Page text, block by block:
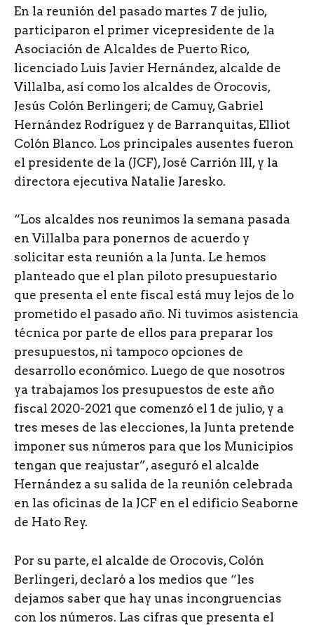
En la reunión del pasado martes 7 de julio,
participaron el primer vicepresidente de la
Asociación de Alcaldes de Puerto Rico,
licenciado Luis Javier Hernández, alcalde de
Villalba, así como los alcaldes de Orocovis,
Jesús Colón Berlingeri; de Camuy, Gabriel
Hernández Rodríguez y de Barranquitas, Elliot
Colón Blanco. Los principales ausentes fueron
el presidente de la (JCF), José Carrión III, y la
directora ejecutiva Natalie Jaresko.
“Los alcaldes nos reunimos la semana pasada
en Villalba para ponernos de acuerdo y
solicitar esta reunión a la Junta. Le hemos
planteado que el plan piloto presupuestario
que presenta el ente fiscal está muy lejos de lo
prometido el pasado año. Ni tuvimos asistencia
técnica por parte de ellos para preparar los
presupuestos, ni tampoco opciones de
desarrollo económico. Luego de que nosotros
ya trabajamos los presupuestos de este año
fiscal 2020-2021 que comenzó el 1 de julio, y a
tres meses de las elecciones, la Junta pretende
imponer sus números para que los Municipios
tengan que reajustar”, aseguró el alcalde
Hernández a su salida de la reunión celebrada
en las oficinas de la JCF en el edificio Seaborne
de Hato Rey.
Por su parte, el alcalde de Orocovis, Colón
Berlingeri, declaró a los medios que “les
dejamos saber que hay unas incongruencias
con los números. Las cifras que presenta el